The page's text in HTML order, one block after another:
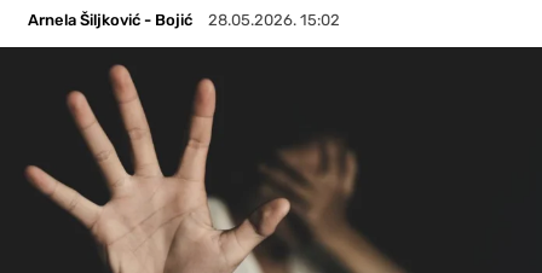
Arnela Šiljković - Bojić 28.05.2026. 15:02